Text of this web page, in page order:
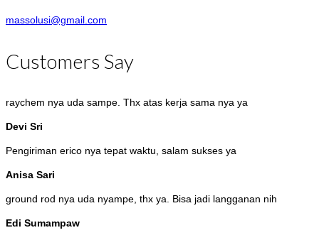
massolusi@gmail.com
Customers Say
raychem nya uda sampe. Thx atas kerja sama nya ya
Devi Sri
Pengiriman erico nya tepat waktu, salam sukses ya
Anisa Sari
ground rod nya uda nyampe, thx ya. Bisa jadi langganan nih
Edi Sumampaw